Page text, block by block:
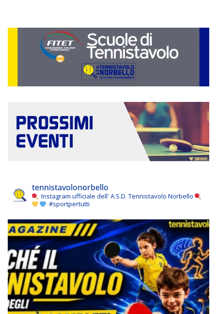
tennistavolonorbello
Instagram ufficiale dell' A.S.D. Tennistavolo Norbello
#sportpertutti